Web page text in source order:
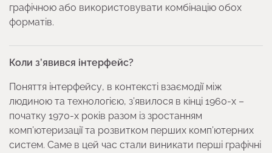
графічною або використовувати комбінацію обох
форматів.
Коли з’явився інтерфейс?
Поняття інтерфейсу, в контексті взаємодії між
людиною та технологією, з’явилося в кінці 1960-х –
початку 1970-х років разом із зростанням
комп’ютеризації та розвитком перших комп’ютерних
систем. Саме в цей час стали виникати перші графічні